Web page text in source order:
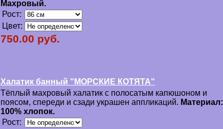
Махровый.
Рост:
Цвет:
750.00 руб.
Халатик банный "МОРСКИЕ КОТЯТА"
Тёплый махровый халатик с полосатым капюшоном и
поясом, спереди и сзади украшен аппликаций. Материал:
100% хлопок.
Рост: